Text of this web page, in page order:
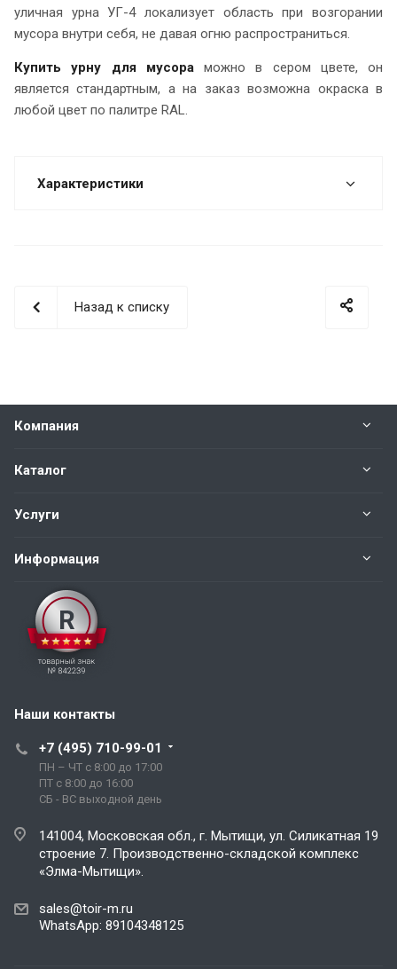
уличная урна УГ-4 локализует область при возгорании
мусора внутри себя, не давая огню распространиться.
Купить урну для мусораможно в сером цвете, он
является стандартным, а на заказ возможна окраска в
любой цвет по палитре RAL.
Характеристики
Назад к списку
Компания
Каталог
Услуги
Информация
Наши контакты
+7 (495) 710-99-01
ПН – ЧТ с 8:00 до 17:00
ПТ с 8:00 до 16:00
СБ - ВС выходной день
141004, Московская обл., г. Мытищи, ул. Силикатная 19
строение 7. Производственно-складской комплекс
«Элма-Мытищи».
sales@toir-m.ru
WhatsApp: 89104348125